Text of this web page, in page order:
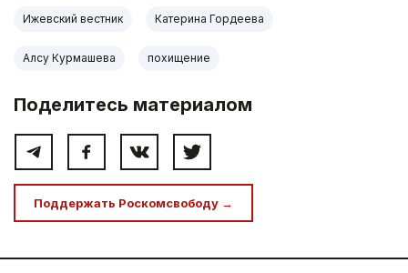
Ижевский вестник Катерина Гордеева
Алсу Курмашева похищение
Поделитесь материалом
Поддержать Роскомсвободу →